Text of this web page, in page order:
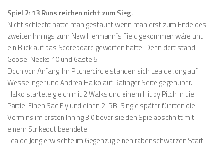
Spiel 2: 13 Runs reichen nicht zum Sieg.
Nicht schlecht hätte man gestaunt wenn man erst zum Ende des
zweiten Innings zum New Hermann´s Field gekommen wäre und
ein Blick auf das Scoreboard geworfen hätte. Denn dort stand
Goose-Necks 10 und Gäste 5.
Doch von Anfang: Im Pitchercircle standen sich Lea de Jong auf
Wesselinger und Andrea Halko auf Ratinger Seite gegenüber.
Halko startete gleich mit 2 Walks und einem Hit by Pitch in die
Partie. Einen Sac Fly und einen 2-RBI Single später führten die
Vermins im ersten Inning 3:0 bevor sie den Spielabschnitt mit
einem Strikeout beendete.
Lea de Jong erwischte im Gegenzug einen rabenschwarzen Start.